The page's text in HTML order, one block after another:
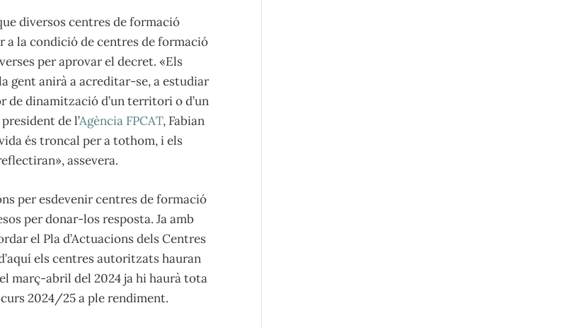
diversos centres de formació
a la condició de centres de formació
per aprovar el decret. «Els
gent anirà a acreditar-se, a estudiar
dinamització d’un territori o d’un
de l’Agència FPCAT, Fabian
és troncal per a tothom, i els
assevera.
per esdevenir centres de formació
per donar-los resposta. Ja amb
el Pla d’Actuacions dels Centres
els centres autoritzats hauran
març-abril del 2024 ja hi haurà tota
2024/25 a ple rendiment.